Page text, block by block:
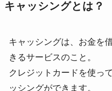
キャッシングとは？
キャッシングは、お金を
きるサービスのこと。
クレジットカードを使っ
ッシングができます。